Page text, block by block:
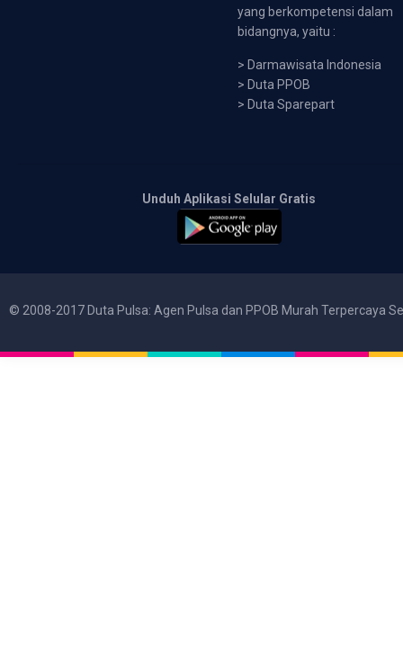
yang berkompetensi dalam
bidangnya, yaitu :
> Darmawisata Indonesia
> Duta PPOB
> Duta Sparepart
Unduh Aplikasi Selular Gratis
© 2008-2017 Duta Pulsa: Agen Pulsa dan PPOB Murah Terpercaya